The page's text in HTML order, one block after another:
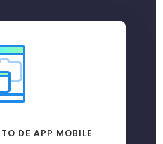
DE APP MOBILE